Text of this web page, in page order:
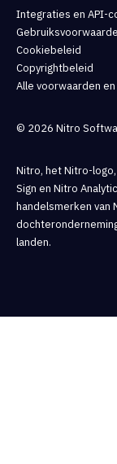
Integraties en API-
Cookiebeleid
Copyrightbeleid
Alle voorwaarden
© 2026 Nitro
Nitro, het Nitro-
Sign en Nitro
handelsmerken van
landen.